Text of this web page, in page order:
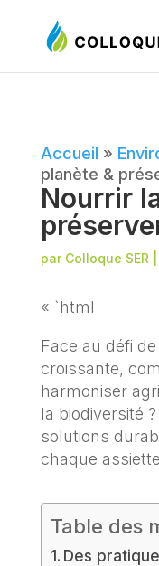
Accueil »
planète &
Nourrir
par Colloque SER
« `html
Face au défi
croissante,
harmoniser
la biodiversité
solutions
chaque
Table des
Des